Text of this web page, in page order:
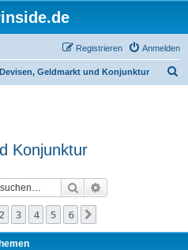
Anmelden
Registrieren
Devisen, Geldmarkt und Konjunktur
Konjunktur
Suche
2 3 4 5 6